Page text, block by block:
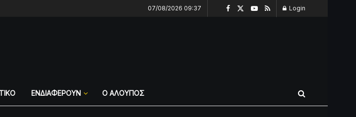
07/08/2026 09:37 Login
ΕΝΔΙΑΦΕΡΟΥΝ Ο ΑΛΟΥΠΟΣ